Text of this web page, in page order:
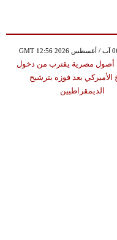
مصرية يقترب من دخول
الأميركي بعد فوزه بترشيح
الديمقراطيين